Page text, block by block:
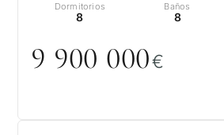
Dormitorios
8
Baños
8
9 900 000€